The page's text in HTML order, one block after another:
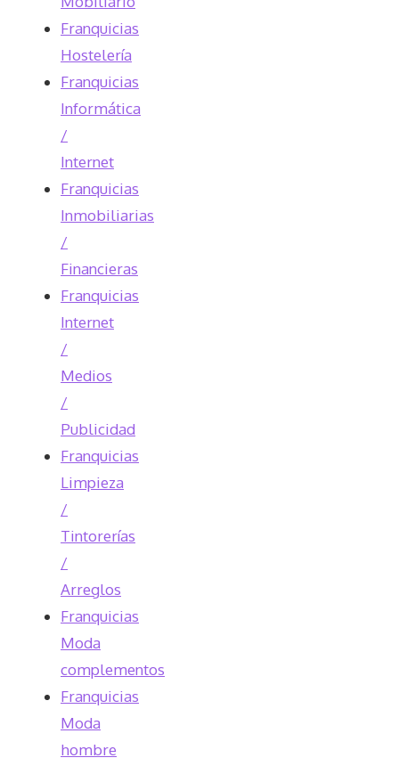
Franquicias
Hostelería
Franquicias
Informática
/
Internet
Franquicias
Inmobiliarias
/
Financieras
Franquicias
Internet
/
Medios
/
Publicidad
Franquicias
Limpieza
/
Tintorerías
/
Arreglos
Franquicias
Moda
complementos
Franquicias
Moda
hombre